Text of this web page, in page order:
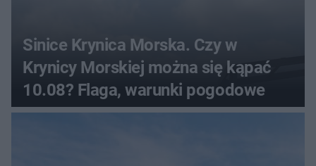
Sinice Krynica Morska. Czy w
Krynicy Morskiej można się kąpać
10.08? Flaga, warunki pogodowe